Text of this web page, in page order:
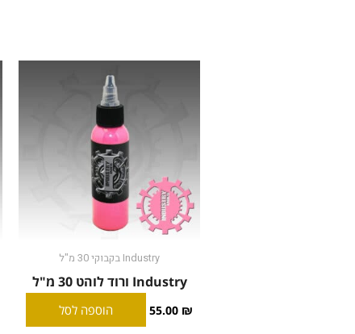
Industry בקבוקי 30 מ"ל
Industry ורוד לוהט 30 מ"ל
55.00 ₪ הוספה לסל